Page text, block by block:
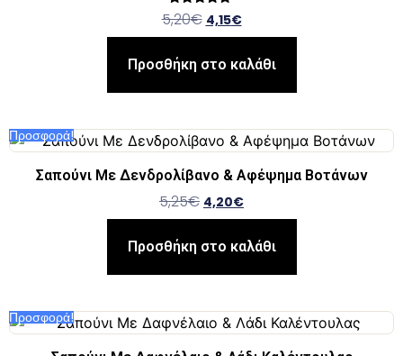
Βαθμολογήθηκε
με
5.00
5,20€ 4,15€
Προσθήκη στο καλάθι
Προσφορά!
Σαπούνι Με Δενδρολίβανο & Αφέψημα Βοτάνων
5,25€ 4,20€
Προσθήκη στο καλάθι
Προσφορά!